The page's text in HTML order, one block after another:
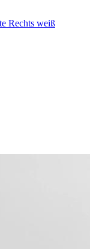
Rechts weiß